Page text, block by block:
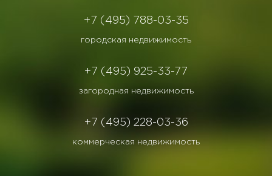
+7 (495) 788-03-35
городская недвижимость
+7 (495) 925-33-77
загородная недвижимость
+7 (495) 228-03-36
коммерческая недвижимость